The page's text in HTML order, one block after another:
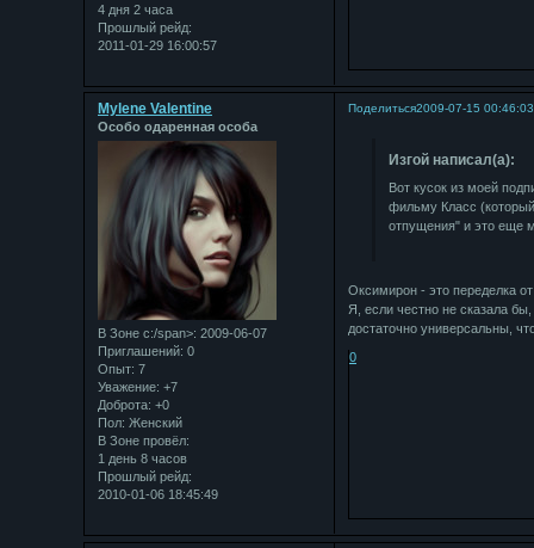
4 дня 2 часа
Прошлый рейд:
2011-01-29 16:00:57
Поделиться2009-07-15 00:46:03
Mylene Valentine
Особо одаренная особа
В Зоне с:/span>: 2009-06-07
Приглашений: 0
Опыт: 7
Уважение: +7
Доброта: +0
Пол: Женский
В Зоне провёл:
1 день 8 часов
Прошлый рейд:
2010-01-06 18:45:49
Изгой написал(а):
Вот кусок из моей
фильму Класс
отпущения" и это еще
Оксимирон - это переделка
Я, если честно не сказала
достаточно универсальны,
0